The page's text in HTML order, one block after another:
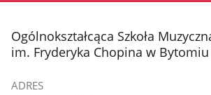
stopka
Ogólnokształcąca Szkoła
im. Fryderyka Chopina w Bytomiu
ADRES